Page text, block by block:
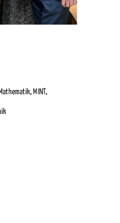
Mathematik, MINT,